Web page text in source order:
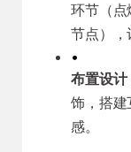
环节（
节点），
•
布置设计
饰，搭建
感。